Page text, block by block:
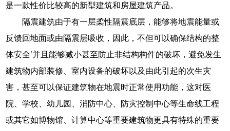
是一款性价比较高的新型建筑和房屋建筑产品。
隔震建筑由于有一层柔性隔震底层，能够将地震能量或
反馈回地面或由隔震层吸收，因此，不但可以确保结构的整
体安全’并且能够减小甚至防止非结构构件的破坏，避免发生
建筑物内部装修、室内设备的破坏以及由此引起的次生灾
害，甚至可以保证建筑物在地震时正常使用功能，这对医
院、学校、幼儿园、消防中心、防灾控制中心等生命线工程
或其它如博物馆、计算中心等重要建筑物更具有特殊的重要